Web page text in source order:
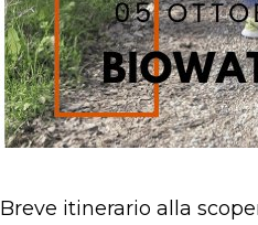
Breve itinerario alla